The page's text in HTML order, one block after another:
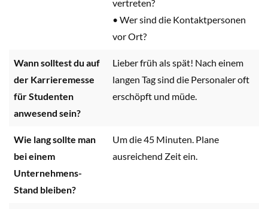
vertreten?
• Wer sind die Kontaktpersonen
vor Ort?
Wann solltest du auf
der Karrieremesse
für Studenten
anwesend sein?
Lieber früh als spät! Nach einem
langen Tag sind die Personaler oft
erschöpft und müde.
Wie lang sollte man
bei einem
Unternehmens-
Stand bleiben?
Um die 45 Minuten. Plane
ausreichend Zeit ein.